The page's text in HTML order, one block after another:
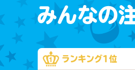
みんなの
ランキング1位